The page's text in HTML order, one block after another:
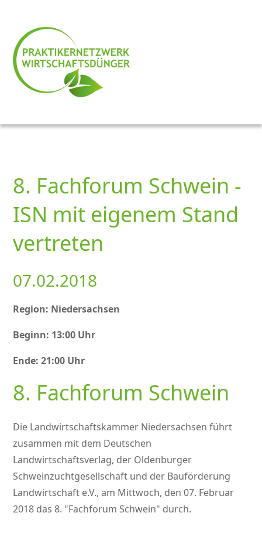
8. Fachforum Schwein -
ISN mit eigenem Stand
vertreten
07.02.2018
Region: Niedersachsen
Beginn: 13:00 Uhr
Ende: 21:00 Uhr
8. Fachforum Schwein
Die Landwirtschaftskammer Niedersachsen führt
zusammen mit dem Deutschen
Landwirtschaftsverlag, der Oldenburger
Schweinzuchtgesellschaft und der Bauförderung
Landwirtschaft e.V., am Mittwoch, den 07. Februar
2018 das 8. Fachforum Schwein durch.